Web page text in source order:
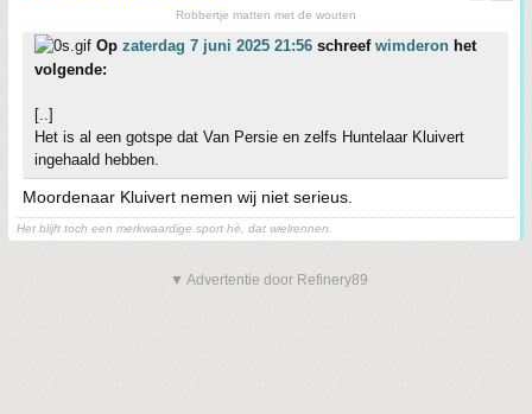
Robbertje matten met de wouten
Op zaterdag 7 juni 2025 21:56 schreef wimderon het
volgende:
[..]
Het is al een gotspe dat Van Persie en zelfs Huntelaar Kluivert
ingehaald hebben.
Moordenaar Kluivert nemen wij niet serieus.
Het blijft toch een merkwaardige sport hè, dat wielrennen.
▼ Advertentie door Refinery89